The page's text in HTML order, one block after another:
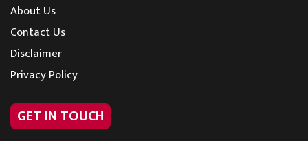
About Us
Contact Us
Disclaimer
Privacy Policy
GET IN TOUCH